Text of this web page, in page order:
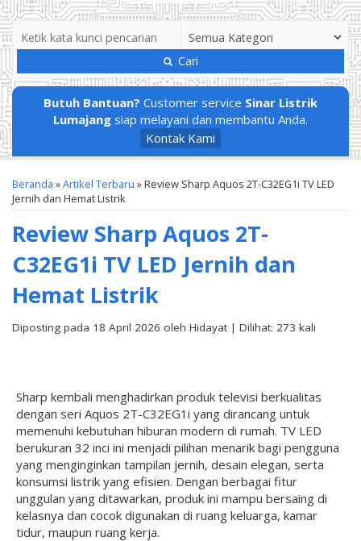
Cari
Butuh Bantuan? Customer service Sinar Listrik
Lumajang siap melayani dan membantu Anda.
Kontak Kami
Beranda »Artikel Terbaru » Review Sharp Aquos 2T-C32EG1i TV LED
Jernih dan Hemat Listrik
Review Sharp Aquos 2T-
C32EG1i TV LED Jernih dan
Hemat Listrik
Diposting pada 18 April 2026 oleh Hidayat | Dilihat: 273 kali
Sharp kembali menghadirkan produk televisi berkualitas
dengan seri Aquos 2T-C32EG1i yang dirancang untuk
memenuhi kebutuhan hiburan modern di rumah. TV LED
berukuran 32 inci ini menjadi pilihan menarik bagi pengguna
yang menginginkan tampilan jernih, desain elegan, serta
konsumsi listrik yang efisien. Dengan berbagai fitur
unggulan yang ditawarkan, produk ini mampu bersaing di
kelasnya dan cocok digunakan di ruang keluarga, kamar
tidur, maupun ruang kerja.